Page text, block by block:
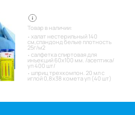
Товар в наличии:
халат нестерильный 140
см,спандонд белые плотность
25г/м2
салфетка спиртовая для
инъекций 60х100 мм. /асептика/
уп 400 шт/
шприц трехкомпон. 20 мл с
иглой 0,8х38 комета уп (40 шт)